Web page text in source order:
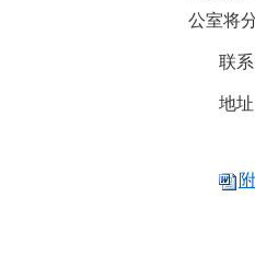
公室将
联
地